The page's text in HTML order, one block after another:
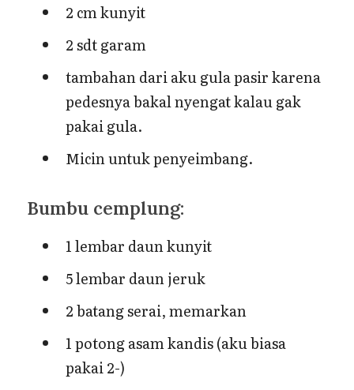
2 cm kunyit
2 sdt garam
tambahan dari aku gula pasir karena
pedesnya bakal nyengat kalau gak
pakai gula.
Micin untuk penyeimbang.
Bumbu cemplung:
1 lembar daun kunyit
5 lembar daun jeruk
2 batang serai, memarkan
1 potong asam kandis (aku biasa
pakai 2-)